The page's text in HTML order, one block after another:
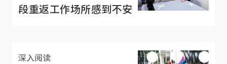
段重返工作场所感到不安
深入阅读